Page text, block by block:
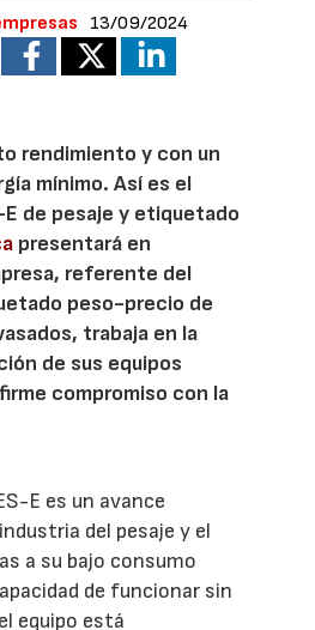
13/09/2024
rendimiento y con un
mínimo. Así es el
E de pesaje y etiquetado
presentará en
referente del
peso-precio de
trabaja en la
de sus equipos
compromiso con la
E es un avance
del pesaje y el
a su bajo consumo
de funcionar sin
equipo está